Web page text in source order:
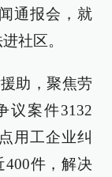
通报会，就
社区。
助，聚焦劳
议案件3132
用工企业纠
400件，解决